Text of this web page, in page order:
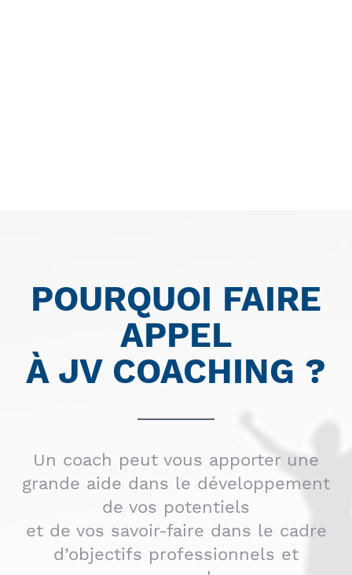
POURQUOI FAIRE
APPEL
À JV COACHING ?
Un coach peut vous apporter une
grande aide dans le développement
de vos potentiels
et de vos savoir-faire dans le cadre
d’objectifs professionnels et